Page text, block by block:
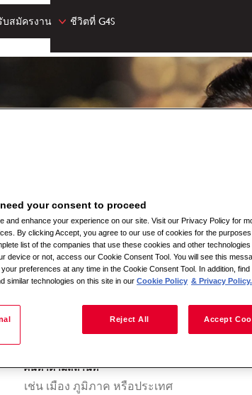
บสมัครงาน ชีวิตที่ G4S
ค้นหาตามสถานที่
your consent to proceed
and enhance your experience on our site. Visit our Privacy Policy for
By clicking Accept, you agree to our use of cookies for the
list of the companies that use these cookies and other technologies
device or not, access our Cookie Consent Tool. You will see this
preferences at any time in the Cookie Consent Tool. In addition, find
similar technologies on this site in our Cookie Policy & Privacy Policy.
Reject All Accept